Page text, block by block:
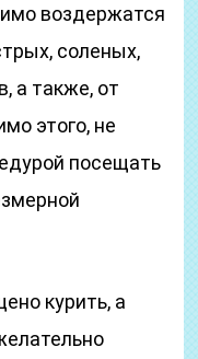
воздержатся
соленых,
а также, от
этого, не
посещать
курить, а